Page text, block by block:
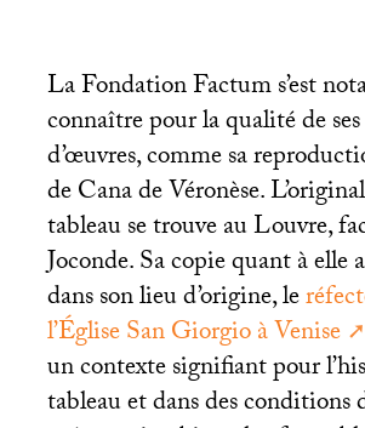
La Fondation Factum s’est
connaître pour la qualité de
d’œuvres, comme sa
de Cana de Véronèse.
tableau se trouve au Louvre,
Joconde. Sa copie quant à elle
dans son lieu d’origine, le
l’Église San Giorgio à Venise
un contexte signifiant pour
tableau et dans des conditions